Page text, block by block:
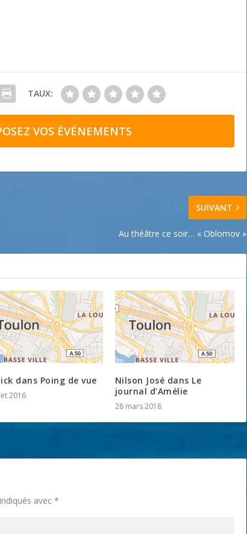
TAUX:
VOS ÉVÉNEMENTS
SUIVANT
Au théâtre ce soir… « Oblomov »
dans Poing de vue
2016
Nilson José dans Le
journal d’Amélie
28 mars 2018
avec*